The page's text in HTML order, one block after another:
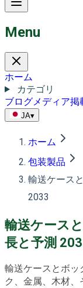
Menu
ホーム
カテゴリ
ブログメディア掲
JA▾
ホーム
包装製品
輸送ケース
2033
輸送ケース
長と予測
輸送ケースとボッ
ク、金属、木材